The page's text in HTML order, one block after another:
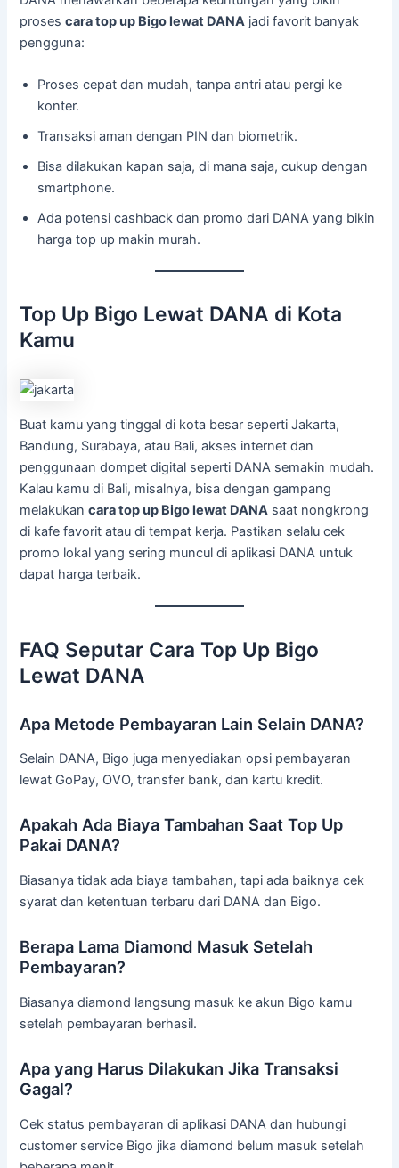
prosescara top up Bigo lewat DANA jadi favorit banyak
pengguna:
Proses cepat dan mudah, tanpa antri atau pergi ke
konter.
Transaksi aman dengan PIN dan biometrik.
Bisa dilakukan kapan saja, di mana saja, cukup dengan
smartphone.
Ada potensi cashback dan promo dari DANA yang bikin
harga top up makin murah.
Top Up Bigo Lewat DANA di Kota
Kamu
Buat kamu yang tinggal di kota besar seperti Jakarta,
Bandung, Surabaya, atau Bali, akses internet dan
penggunaan dompet digital seperti DANA semakin mudah.
Kalau kamu di Bali, misalnya, bisa dengan gampang
melakukancara top up Bigo lewat DANA saat nongkrong
di kafe favorit atau di tempat kerja. Pastikan selalu cek
promo lokal yang sering muncul di aplikasi DANA untuk
dapat harga terbaik.
FAQ Seputar Cara Top Up Bigo
Lewat DANA
Apa Metode Pembayaran Lain Selain DANA?
Selain DANA, Bigo juga menyediakan opsi pembayaran
lewat GoPay, OVO, transfer bank, dan kartu kredit.
Apakah Ada Biaya Tambahan Saat Top Up
Pakai DANA?
Biasanya tidak ada biaya tambahan, tapi ada baiknya cek
syarat dan ketentuan terbaru dari DANA dan Bigo.
Berapa Lama Diamond Masuk Setelah
Pembayaran?
Biasanya diamond langsung masuk ke akun Bigo kamu
setelah pembayaran berhasil.
Apa yang Harus Dilakukan Jika Transaksi
Gagal?
Cek status pembayaran di aplikasi DANA dan hubungi
customer service Bigo jika diamond belum masuk setelah